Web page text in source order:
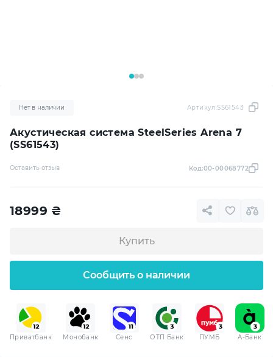
Акустическая система SteelSeries Arena 7
(SS61543)
Нет в наличии Артикул:SS61543
Оставить отзыв Код:00-00068772
18999 ₴
Купить
Сообщить о наличии
Приватбанк Монобанк Сенс ОТП Банк ПУМБ A-Банк